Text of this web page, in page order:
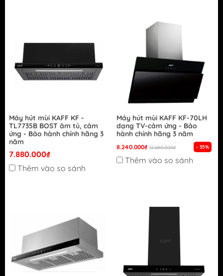
Máy hút mùi KAFF KF -
TL7735B BOST âm tủ, cảm
ứng - Bảo hành chính hãng 3
năm
7.880.000₫
Thêm vào so sánh
Máy hút mùi KAFF KF-70LH
dạng TV-cảm ứng - Bảo
hành chính hãng 3 năm
8.240.000₫ 12.680.000₫ - 35%
Thêm vào so sánh